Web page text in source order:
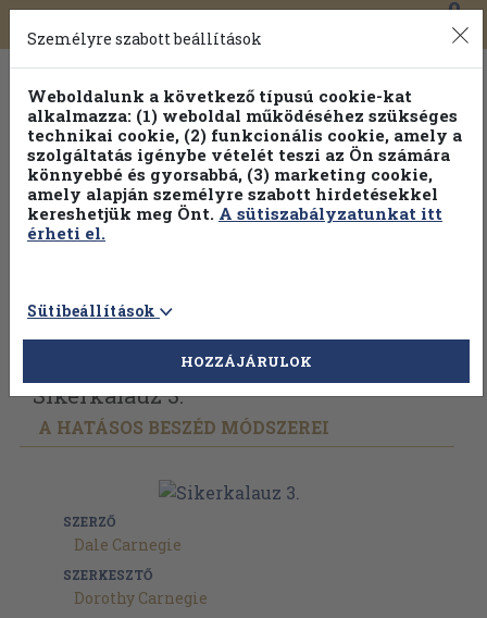
Toggle
navigation
0
Vissza az előző oldalra Válasszon példányt
Sikerkalauz 3.
A HATÁSOS BESZÉD MÓDSZEREI
SZERZŐ
Dale Carnegie
SZERKESZTŐ
Dorothy Carnegie
Személyre szabott beállítások
Weboldalunk a következő típusú cookie-kat
alkalmazza: (1) weboldal működéséhez szükséges
technikai cookie, (2) funkcionális cookie, amely a
szolgáltatás igénybe vételét teszi az Ön számára
könnyebbé és gyorsabbá, (3) marketing cookie,
amely alapján személyre szabott hirdetésekkel
kereshetjük meg Önt. A sütiszabályzatunkat itt
érheti el.
Sütibeállítások
HOZZÁJÁRULOK